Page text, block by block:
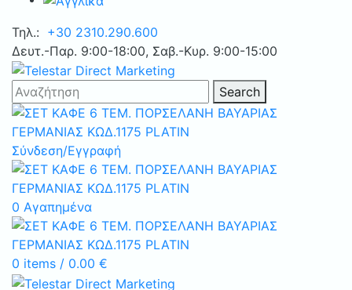
Τηλ.: +30 2310.290.600
Δευτ.-Παρ. 9:00-18:00, Σαβ.-Κυρ. 9:00-15:00
Search
Σύνδεση/Εγγραφή
0 Αγαπημένα
0 items / 0.00 €